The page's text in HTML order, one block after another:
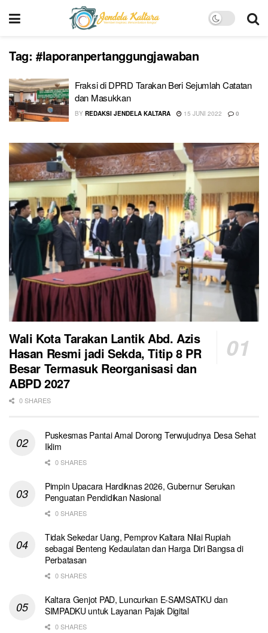
Tag: #laporanpertanggungjawaban
Fraksi di DPRD Tarakan Beri Sejumlah Catatan
dan Masukkan
BY REDAKSI JENDELA KALTARA 15 JUNI 2022 0
Wali Kota Tarakan Lantik Abd. Azis
Hasan Resmi jadi Sekda, Titip 8 PR
Besar Termasuk Reorganisasi dan
ABPD 2027
0 SHARES
Puskesmas Pantai Amal Dorong Terwujudnya Desa Sehat
Iklim
0 SHARES
Pimpin Upacara Hardiknas 2026, Gubernur Serukan
Penguatan Pendidikan Nasional
0 SHARES
Tidak Sekedar Uang, Pemprov Kaltara Nilai Rupiah
sebagai Benteng Kedaulatan dan Harga Diri Bangsa di
Perbatasan
0 SHARES
Kaltara Genjot PAD, Luncurkan E-SAMSATKU dan
SIMPADKU untuk Layanan Pajak Digital
0 SHARES